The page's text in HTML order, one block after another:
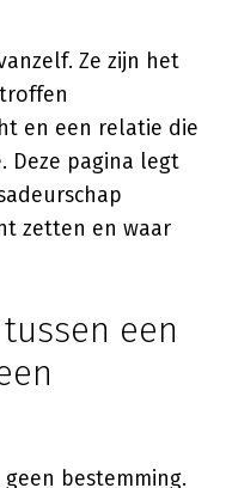
Ze zijn het
en een relatie die
Deze pagina legt
zetten en waar
een
bestemming.